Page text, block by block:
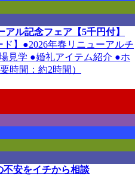
ル記念フェア【5千円付】
ド】●2026年春リニューアルチ
見学 ●婚礼アイテム紹介 ●ホ
時間：約2時間）
不安をイチから相談